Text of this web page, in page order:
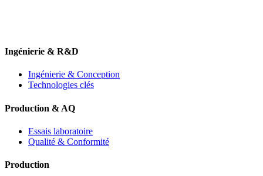
Ingénierie & R&D
Ingénierie & Conception
Technologies clés
Production & AQ
Essais laboratoire
Qualité & Conformité
Production